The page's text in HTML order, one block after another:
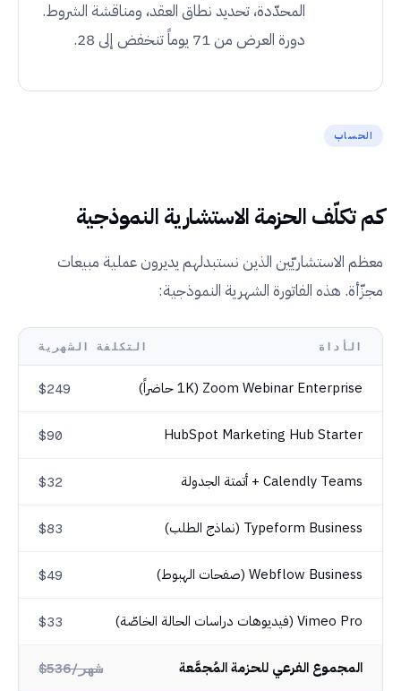
المحدّدة، تحديد نطاق العقد، ومناقشة الشروط.
دورة العرض من 71 يوماً تنخفض إلى 28.
الحساب
كم تكلّف الحزمة الاستشارية النموذجية
معظم الاستشاريّين الذين نستبدلهم يديرون عملية مبيعات
مجزّأة. هذه الفاتورة الشهرية النموذجية:
الأداة التكلفة الشهرية
Zoom Webinar Enterprise (1K حاضراً) $249
HubSpot Marketing Hub Starter
$90
Calendly Teams + أتمتة الجدولة $32
Typeform Business (نماذج الطلب) $83
Webflow Business (صفحات الهبوط) $49
Vimeo Pro (فيديوهات دراسات الحالة الخاصّة) $33
المجموع الفرعي للحزمة المُجمَّعة $536/شهر